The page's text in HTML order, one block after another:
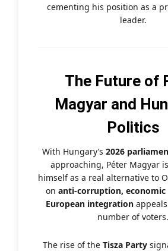
cementing his position as a
leader.
The Future of
Magyar and
Politics
With Hungary’s 2026
approaching, Péter Magyar
himself as a real alternative to
on anti-corruption, economic
European integration
number of voters.
The rise of the Tisza Party